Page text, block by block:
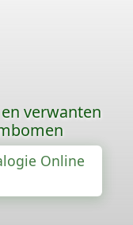
verwanten
Online